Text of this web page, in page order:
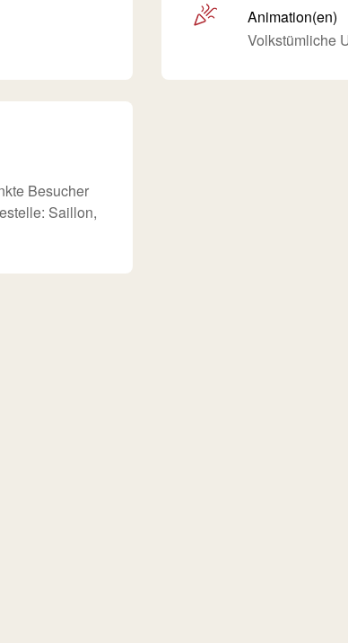
Animation(en)
Volkstümliche
Besucher
Saillon,